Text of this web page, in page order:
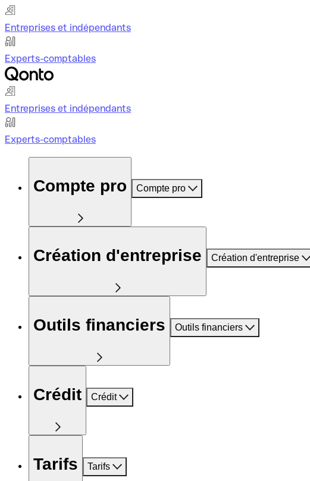
Entreprises et indépendants
Experts-comptables
Entreprises et indépendants
Experts-comptables
Compte pro Compte pro
Création d'entreprise Création d'entreprise
Outils financiers Outils financiers
Crédit Crédit
Tarifs Tarifs